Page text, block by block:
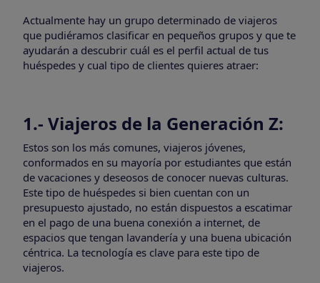
Actualmente hay un grupo determinado de viajeros
que pudiéramos clasificar en pequeños grupos y que te
ayudarán a descubrir cuál es el perfil actual de tus
huéspedes y cual tipo de clientes quieres atraer:
1.- Viajeros de la Generación Z:
Estos son los más comunes, viajeros jóvenes,
conformados en su mayoría por estudiantes que están
de vacaciones y deseosos de conocer nuevas culturas.
Este tipo de huéspedes si bien cuentan con un
presupuesto ajustado, no están dispuestos a escatimar
en el pago de una buena conexión a internet, de
espacios que tengan lavandería y una buena ubicación
céntrica. La tecnología es clave para este tipo de
viajeros.